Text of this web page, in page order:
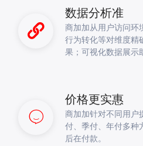
数据分析准
商加加从用户访问环
行为转化等对维度精
果；可视化数据展示
价格更实惠
商加加针对不同用户
付、季付、年付多种
后在付款。